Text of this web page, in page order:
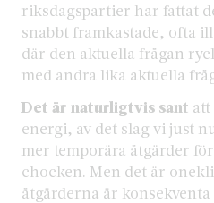
riksdagspartier har fattat
snabbt framkastade, ofta
där den aktuella frågan
med andra lika aktuella
Det är naturligtvis sant
energi, av det slag vi just
mer temporära åtgärder
chocken. Men det är
åtgärderna är